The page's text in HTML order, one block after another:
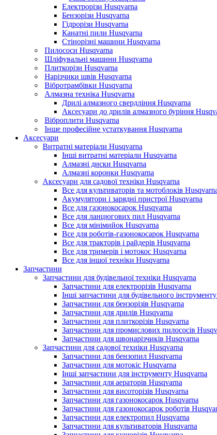
Електрорізи Husqvarna
Бензорізи Husqvarna
Гідрорізи Husqvarna
Канатні пили Husqvarna
Стінорізні машини Husqvarna
Пилососи Husqvarna
Шліфувальні машини Husqvarna
Плиткорізи Husqvarna
Нарізчики швів Husqvarna
Вібротрамбівки Husqvarna
Алмазна техніка Husqvarna
Дрилі алмазного свердління Husqvarna
Аксесуари до дрилів алмазного буріння
Віброплити Husqvarna
Інше професійне устаткування Husqvarna
Аксесуари
Витратні матеріали Husqvarna
Інші витратні матеріали Husqvarna
Алмазні диски Husqvarna
Алмазні коронки Husqvarna
Аксесуари для садової техніки Husqvarna
Все для культиваторів та мотоблоків
Акумулятори і зарядні пристрої Husqvarna
Все для газонокосарок Husqvarna
Все для ланцюгових пил Husqvarna
Все для мінімийок Husqvarna
Все для роботів-газонокосарок Husqvarna
Все для тракторів і райдерів Husqvarna
Все для тримерів і мотокос Husqvarna
Все для іншої техніки Husqvarna
Запчастини
Запчастини для будівельної техніки Husqvarna
Запчастини для електрорізів Husqvarna
Інші запчастини для будівельного
Запчастини для бензорізів Husqvarna
Запчастини для дрилів Husqvarna
Запчастини для плиткорізів Husqvarna
Запчастини для промислових пилососів
Запчастини для швонарізчиків Husqvarna
Запчастини для садової техніки Husqvarna
Запчастини для бензопил Husqvarna
Запчастини для мотокіс Husqvarna
Інші запчастини для інструменту Husqvarna
Запчастини для аераторів Husqvarna
Запчастини для висоторізів Husqvarna
Запчастини для газонокосарок Husqvarna
Запчастини для газонокосарок роботів
Запчастини для електропил Husqvarna
Запчастини для культиваторів Husqvarna